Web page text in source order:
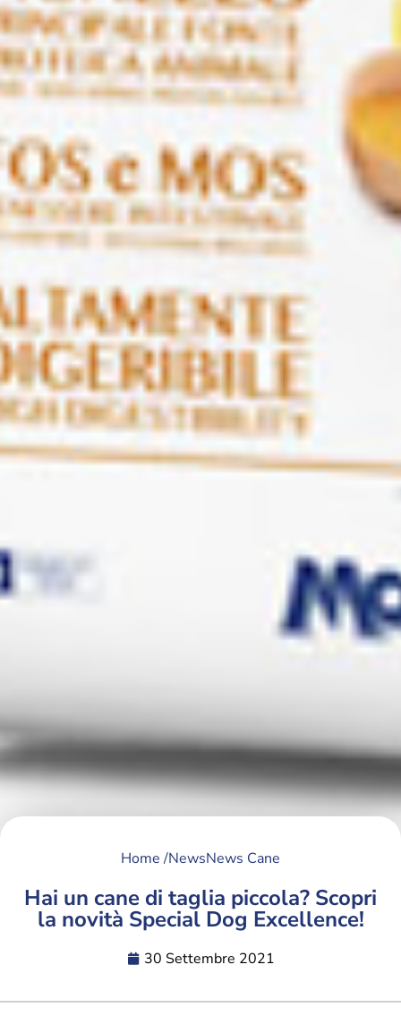
Home /NewsNews Cane
Hai un cane di taglia piccola? Scopri
la novità Special Dog Excellence!
30 Settembre 2021